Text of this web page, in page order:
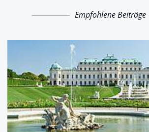
Empfohlene Beiträge